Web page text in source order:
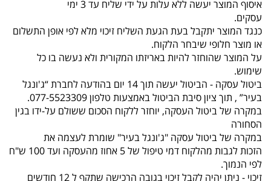
איסוף המוצר יעשה ללא עלות על ידי שליח עד 3 ימי
עסקים.
כנגד המוצר יתקבל בעת הגעת השליח זיכוי מלא לפי אופן התשלום
או מוצר חלופי שיבחר הלקוח.
על המוצר שהוחזר להיות באריזתו המקורית ולא נעשה בו כל
שימוש.
ביטול עסקה - הביטול יעשה תוך 14 יום בהודעה לחברת “ג'ונגל
בעיר” , תוך ציון סיבת הביטול באמצעות טלפון 077-5523309.
במקרה של ביטול העסקה, יוחזר ללקוח הסכום ששולם על-ידו בגין
הסחורה
במקרה של ביטול עסקה "ג'ונגל בעיר" שומרת לעצמה את
הזכות לגבות מהלקוח דמי טיפול של 5 אחוז מהעסקה ועד 100 ש"ח
לפי הנמוך.
זיכוי - ניתן יהיה לקבל זיכוי בגובה הרכישה שתקף ל 12 חודשים